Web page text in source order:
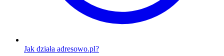
Jak działa adresowo.pl?